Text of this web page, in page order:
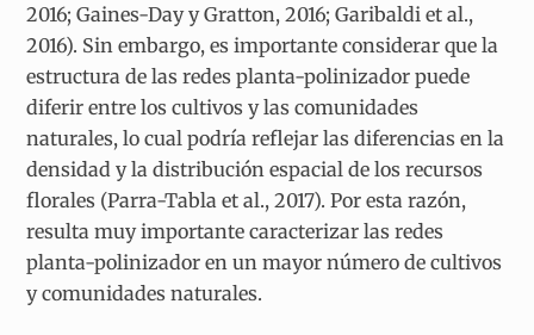
2016; Gaines-Day y Gratton, 2016; Garibaldi et al.,
2016). Sin embargo, es importante considerar que la
estructura de las redes planta-polinizador puede
diferir entre los cultivos y las comunidades
naturales, lo cual podría reflejar las diferencias en la
densidad y la distribución espacial de los recursos
florales (Parra-Tabla et al., 2017). Por esta razón,
resulta muy importante caracterizar las redes
planta-polinizador en un mayor número de cultivos
y comunidades naturales.